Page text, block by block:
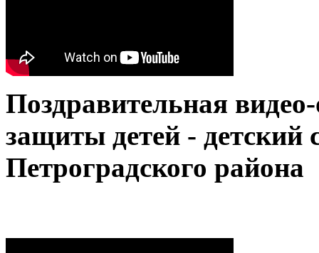
Поздравительная
защиты детей - детский
Петроградского района